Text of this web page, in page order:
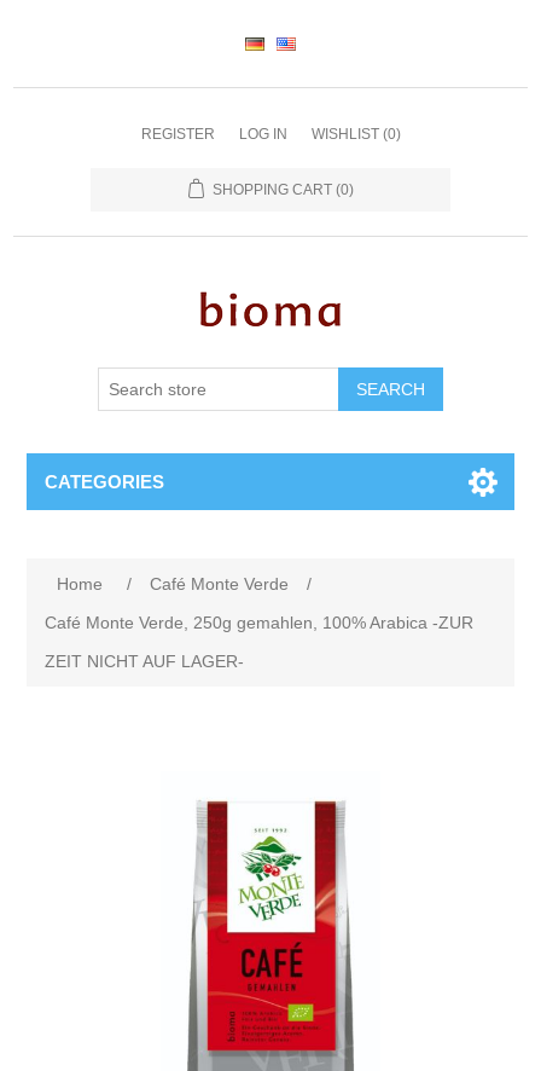
REGISTER LOG IN WISHLIST (0)
SHOPPING CART (0)
SEARCH
CATEGORIES
Home / Café Monte Verde
/
Café Monte Verde, 250g gemahlen, 100% Arabica -ZUR
ZEIT NICHT AUF LAGER-